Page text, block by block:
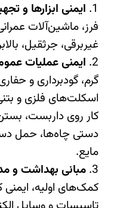
ایمنی ابزارها و
فرز، ماشین‌آلات
غیربرقی، جرثقیل،
ایمنی عملیات
گرم، گودبرداری و
اسکلت‌های فلزی و
کار روی داربست،
دستی چاه‌ها، حمل
مایع.
مبانی بهداشت و
کمک‌های اولیه، ایمنی